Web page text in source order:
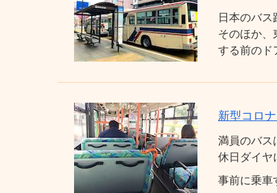
日本のバス
そのほか、
する前のド
新型コロ
満員のバス
休日ダイヤ
事前に乗車